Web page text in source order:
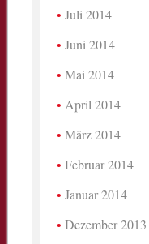
Juli 2014
Juni 2014
Mai 2014
April 2014
März 2014
Februar 2014
Januar 2014
Dezember 2013